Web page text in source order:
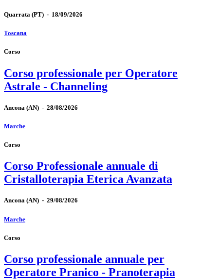
Quarrata (PT) - 18/09/2026
Toscana
Corso
Corso professionale per Operatore
Astrale - Channeling
Ancona (AN) - 28/08/2026
Marche
Corso
Corso Professionale annuale di
Cristalloterapia Eterica Avanzata
Ancona (AN) - 29/08/2026
Marche
Corso
Corso professionale annuale per
Operatore Pranico - Pranoterapia